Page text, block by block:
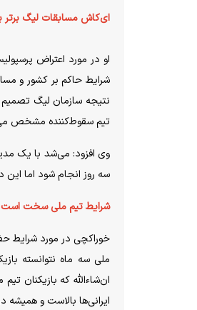
ای‌کاش مسابقات لیگ برتر
او در مورد اعتراض
شرایط حاکم بر کشور و
نتیجه سازمان لیگ تصمیم
تیم سقوط‌کننده مشخص
وی افزود: می‌شد با یک
سه روز انجام شود اما
شرایط تیم ملی سخت است و
خوراکچی‌ در مورد شرایط
ملی سه ماه نتوانسته
ان‌شاءالله که بازیکنان
ایرانی‌ها بالاست و همیشه